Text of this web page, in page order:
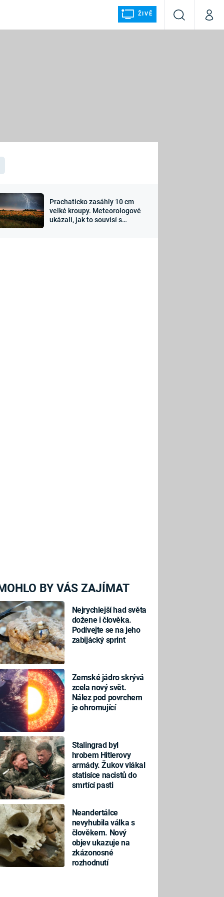
ŽIVĚ
VyhledáváníMůj
Sledujte nás
Prachaticko zasáhly 10 cm
velké kroupy. Meteorologové
ukázali, jak to souvisí s
BY VÁS ZAJÍMAT
Nejrychlejší had světa
dožene i člověka.
Podívejte se na jeho
zabijácký sprint
Zemské jádro skrývá
zcela nový svět.
Nález pod povrchem
je ohromující
Stalingrad byl
hrobem Hitlerovy
armády. Žukov vlákal
statisíce nacistů do
smrtící pasti
Neandertálce
nevyhubila válka s
člověkem. Nový
objev ukazuje na
zkázonosné
rozhodnutí